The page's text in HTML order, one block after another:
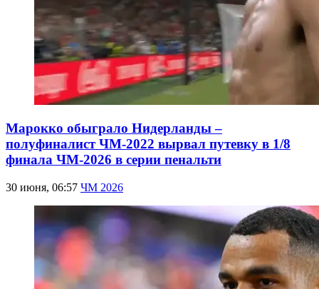
Марокко обыграло Нидерланды –
полуфиналист ЧМ-2022 вырвал путевку в 1/8
финала ЧМ-2026 в серии пенальти
30 июня, 06:57 ЧМ 2026